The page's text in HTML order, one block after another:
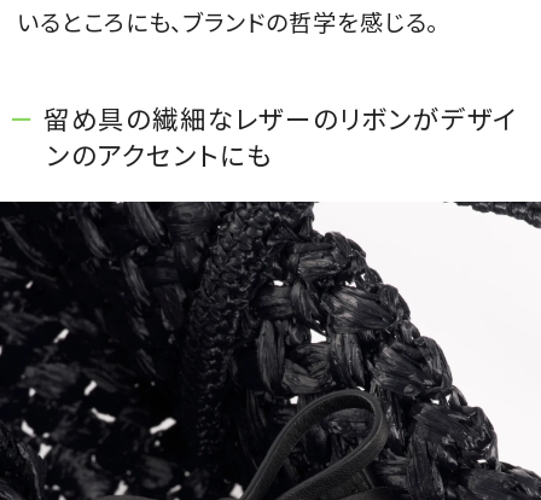
いるところにも、ブランドの哲学を感じる。
留め具の繊細なレザーのリボンがデザイ
ンのアクセントにも